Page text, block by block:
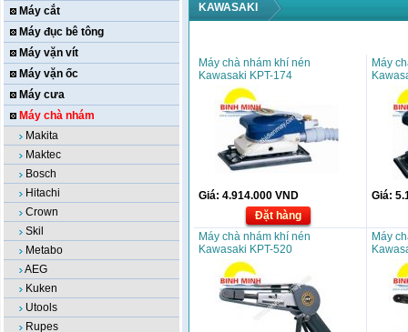
Máy cắt
Máy đục bê tông
Máy vặn vít
Máy vặn ốc
Máy cưa
Máy chà nhám
Makita
Maktec
Bosch
Hitachi
Crown
Skil
Metabo
AEG
Kuken
Utools
Rupes
KAWASAKI
Máy chà nhám khí nén
Kawasaki KPT-174
Giá: 4.914.000 VND
Đặt hàng
Máy
Giá:
Máy chà nhám khí nén
Kawasaki KPT-520
Máy